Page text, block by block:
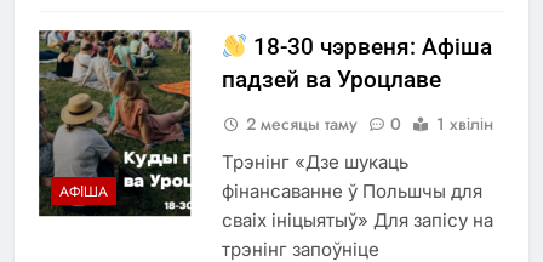
АФІША
18-30 чэрвеня: Афіша
падзей ва Уроцлаве
2 месяцы таму 0 1 хвілін
Трэнінг «Дзе шукаць
фінансаванне ў Польшчы для
сваіх ініцыятыў» Для запісу на
трэнінг запоўніце